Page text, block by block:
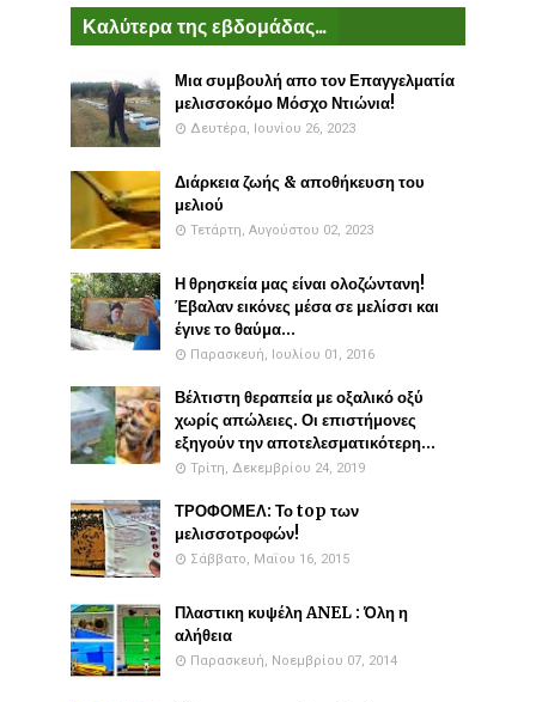
Καλύτερα της εβδομάδας...
Μια συμβουλή απο τον Επαγγελματία
μελισσοκόμο Μόσχο Ντιώνια!
Δευτέρα, Ιουνίου 26, 2023
Διάρκεια ζωής & αποθήκευση του
μελιού
Τετάρτη, Αυγούστου 02, 2023
Η θρησκεία μας είναι ολοζώντανη!
Έβαλαν εικόνες μέσα σε μελίσσι και
έγινε το θαύμα...
Παρασκευή, Ιουλίου 01, 2016
Βέλτιστη θεραπεία με οξαλικό οξύ
χωρίς απώλειες. Οι επιστήμονες
εξηγούν την αποτελεσματικότερη...
Τρίτη, Δεκεμβρίου 24, 2019
ΤΡΟΦΟΜΕΛ: Το top των
μελισσοτροφών!
Σάββατο, Μαΐου 16, 2015
Πλαστικη κυψέλη ANEL : Όλη η
αλήθεια
Παρασκευή, Νοεμβρίου 07, 2014